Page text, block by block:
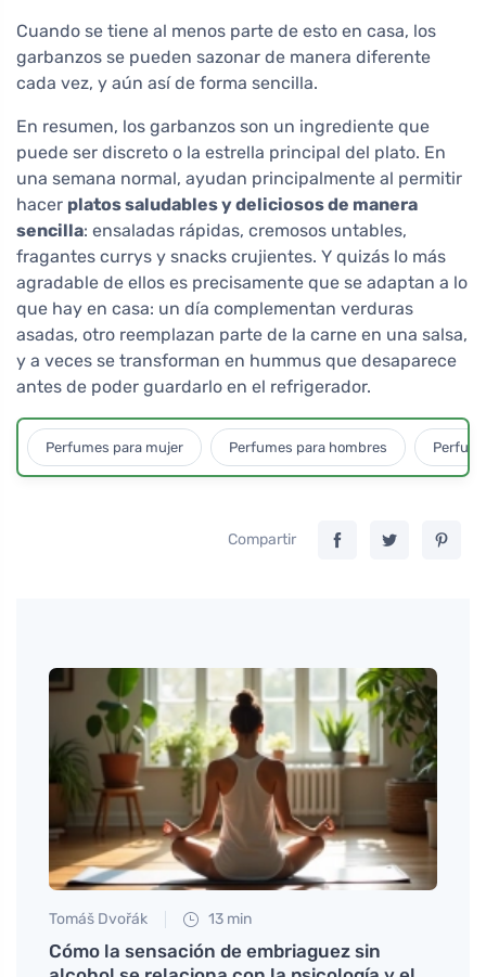
Cuando se tiene al menos parte de esto en casa, los
garbanzos se pueden sazonar de manera diferente
cada vez, y aún así de forma sencilla.
En resumen, los garbanzos son un ingrediente que
puede ser discreto o la estrella principal del plato. En
una semana normal, ayudan principalmente al permitir
hacer platos saludables y deliciosos de manera
sencilla: ensaladas rápidas, cremosos untables,
fragantes currys y snacks crujientes. Y quizás lo más
agradable de ellos es precisamente que se adaptan a lo
que hay en casa: un día complementan verduras
asadas, otro reemplazan parte de la carne en una salsa,
y a veces se transforman en hummus que desaparece
antes de poder guardarlo en el refrigerador.
Perfumes para mujer Perfumes para hombres
Compartir
Tomáš Dvořák 13 min
Cómo la sensación de embriaguez sin